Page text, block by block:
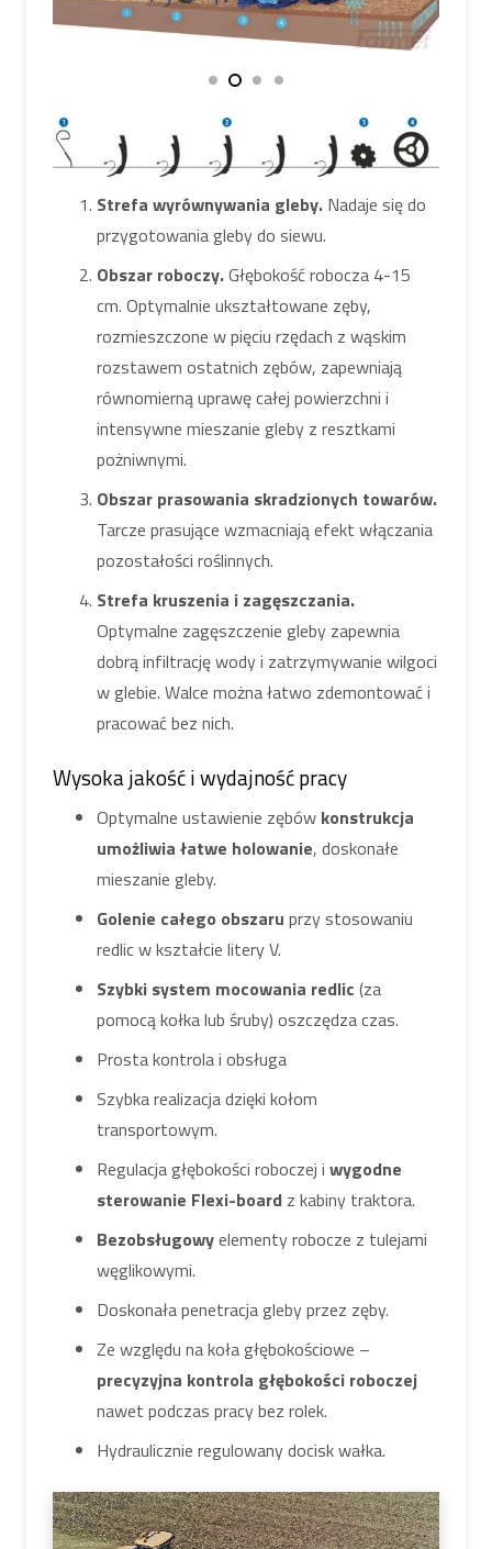
Strefa wyrównywania gleby. Nadaje się do
przygotowania gleby do siewu.
Obszar roboczy.Głębokość robocza 4-15
cm. Optymalnie ukształtowane zęby,
rozmieszczone w pięciu rzędach z wąskim
rozstawem ostatnich zębów, zapewniają
równomierną uprawę całej powierzchni i
intensywne mieszanie gleby z resztkami
pożniwnymi.
Obszar prasowania skradzionych towarów.
Tarcze prasujące wzmacniają efekt włączania
pozostałości roślinnych.
Strefa kruszenia i zagęszczania.
Optymalne zagęszczenie gleby zapewnia
dobrą infiltrację wody i zatrzymywanie wilgoci
w glebie. Walce można łatwo zdemontować i
pracować bez nich.
Wysoka jakość i wydajność pracy
Optymalne ustawienie zębów konstrukcja
umożliwia łatwe holowanie, doskonałe
mieszanie gleby.
Golenie całego obszaru przy stosowaniu
redlic w kształcie litery V.
Szybki system mocowania redlic (za
pomocą kołka lub śruby) oszczędza czas.
Prosta kontrola i obsługa
Szybka realizacja dzięki kołom
transportowym.
Regulacja głębokości roboczej i wygodne
sterowanie Flexi-board z kabiny traktora.
Bezobsługowyelementy robocze z tulejami
węglikowymi.
Doskonała penetracja gleby przez zęby.
Ze względu na koła głębokościowe –
precyzyjna kontrola głębokości roboczej
nawet podczas pracy bez rolek.
Hydraulicznie regulowany docisk wałka.